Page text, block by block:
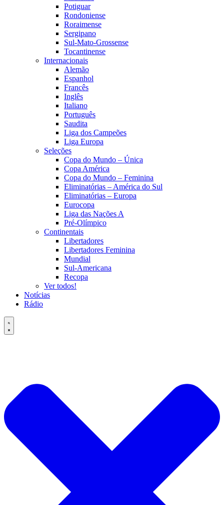
Potiguar
Rondoniense
Roraimense
Sergipano
Sul-Mato-Grossense
Tocantinense
Internacionais
Alemão
Espanhol
Francês
Inglês
Italiano
Português
Saudita
Liga dos Campeões
Liga Europa
Seleções
Copa do Mundo – Única
Copa América
Copa do Mundo – Feminina
Eliminatórias – América do Sul
Eliminatórias – Europa
Eurocopa
Liga das Nações A
Pré-Olímpico
Continentais
Libertadores
Libertadores Feminina
Mundial
Sul-Americana
Recopa
Ver todos!
Notícias
Rádio